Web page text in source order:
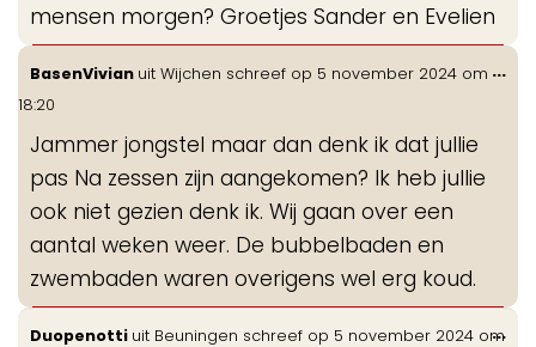
mensen morgen? Groetjes Sander en Evelien
BasenVivian uit Wijchen schreef op 5 november 2024 om
18:20
Jammer jongstel maar dan denk ik dat jullie
pas Na zessen zijn aangekomen? Ik heb jullie
ook niet gezien denk ik. Wij gaan over een
aantal weken weer. De bubbelbaden en
zwembaden waren overigens wel erg koud.
...
Duopenotti uit Beuningen schreef op 5 november 2024 om
...